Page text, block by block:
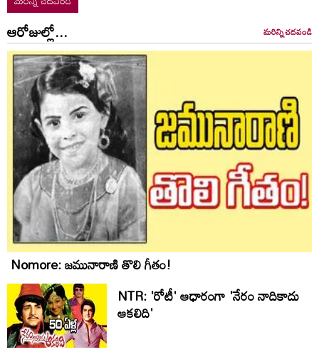
ఆరోజుల్లో... మరిన్ని చదవండి
Nomore: జమునారాణి తొలి గీతం!
NTR: 'రోటీ' ఆధారంగా 'నేరం నాదికాదు
ఆకలిది'